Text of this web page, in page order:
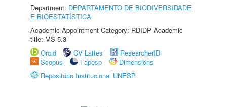
Department: DEPARTAMENTO DE BIODIVERSIDADE
E BIOESTATÍSTICA
Academic Appointment Category: RDIDP Academic
title: MS-5.3
Orcid
CV Lattes
ResearcherID
Scopus
Fapesp
Dimensions
Repositório Institucional UNESP